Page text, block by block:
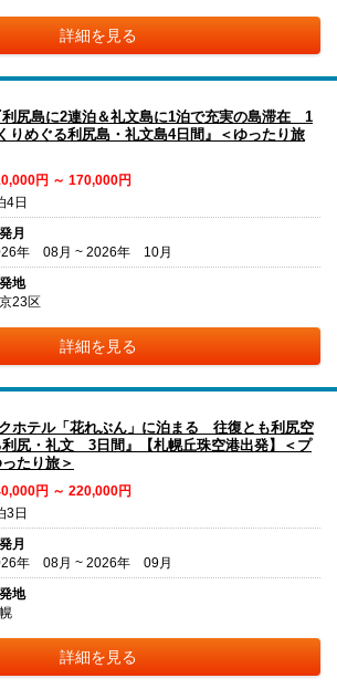
詳細を見る
利尻島に2連泊＆礼文島に1泊で充実の島滞在 1
りめぐる利尻島・礼文島4日間』＜ゆったり旅
円 ～ 170,000円
4日
月
年 08月 ~ 2026年 10月
地
23区
詳細を見る
クホテル「花れぶん」に泊まる 往復とも利尻空
尻・礼文 3日間』【札幌丘珠空港出発】＜プ
たり旅＞
円 ～ 220,000円
3日
月
年 08月 ~ 2026年 09月
地
詳細を見る